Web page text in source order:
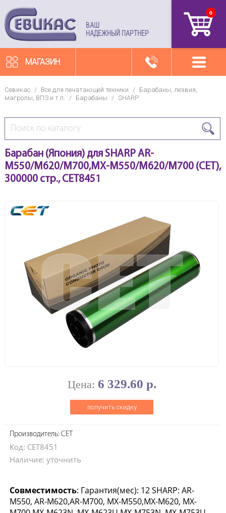
ВАШ
НАДЕЖНЫЙ ПАРТНЕР
0
МАГАЗИН
Севикас / Все для печатающей техники /
Барабаны, лезвия,
магролы, ВПЗ и т.п. / Барабаны / SHARP
Барабан (Япония) для SHARP AR-
M550/M620/M700,MX-M550/M620/M700 (CET),
300000 стр., CET8451
Цена: 6 329.60 р.
получить скидку
Производитель: CET
Код: CET8451
Наличие: уточнить
Совместимость: Гарантия(мес): 12 SHARP: AR-
M550, AR-M620,AR-M700, MX-M550,MX-M620, MX-